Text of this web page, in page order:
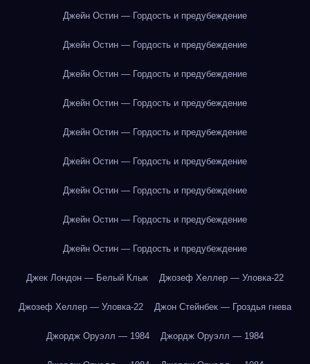
Джейн Остин — Гордость и предубеждение
Джейн Остин — Гордость и предубеждение
Джейн Остин — Гордость и предубеждение
Джейн Остин — Гордость и предубеждение
Джейн Остин — Гордость и предубеждение
Джейн Остин — Гордость и предубеждение
Джейн Остин — Гордость и предубеждение
Джейн Остин — Гордость и предубеждение
Джейн Остин — Гордость и предубеждение
Джек Лондон — Белый Клык Джозеф Хеллер — Уловка-22
Джозеф Хеллер — Уловка-22 Джон Стейнбек — Гроздья гнева
Джордж Оруэлл — 1984 Джордж Оруэлл — 1984